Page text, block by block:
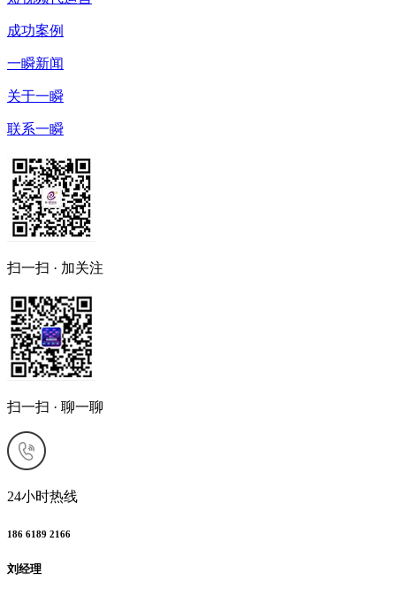
成功案例
一瞬新闻
关于一瞬
联系一瞬
扫一扫 · 加关注
扫一扫 · 聊一聊
24小时热线
186 6189 2166
刘经理